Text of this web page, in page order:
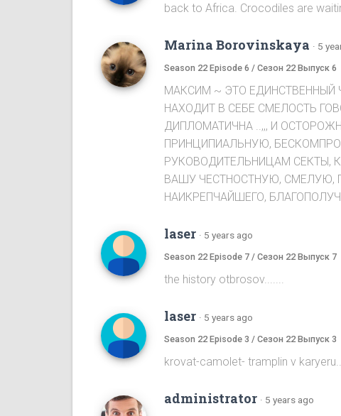
back to Africa. Crocodiles are
Marina Borovinskaya · 5
Season 22 Episode 6 / Сезон 22 Выпуск 6
МАКСИМ ~ ЭТО ЕДИНСТВЕННЫЙ
НАХОДИТ В СЕБЕ СМЕЛОСТЬ
ДИПЛОМАТИЧНА ..,,, И
ПРИНЦИПИАЛЬНУЮ,
РУКОВОДИТЕЛЬНИЦАМ СЕКТЫ,
ВАШУ ЧЕСТНОСТНУЮ, СМЕЛУЮ,
НАИКРЕПЧАЙШЕГО,
laser · 5 years ago
Season 22 Episode 7 / Сезон 22 Выпуск 7
the history otbrosov.......
laser · 5 years ago
Season 22 Episode 3 / Сезон 22 Выпуск 3
krovat-camolet- tramplin v
administrator · 5 years ago